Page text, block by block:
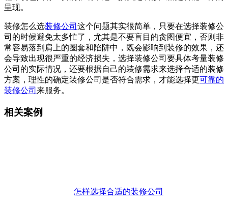
呈现。
装修怎么选装修公司 这个问题其实很简单，只要在选择装修公
司的时候避免太多忙了，尤其是不要盲目的贪图便宜，否则非
常容易落到肩上的圈套和陷阱中，既会影响到装修的效果，还
会导致出现很严重的经济损失，选择装修公司要具体考量装修
公司的实际情况，还要根据自己的装修需求来选择合适的装修
方案，理性的确定装修公司是否符合需求，才能选择更可靠的
装修公司 来服务。
相关案例
怎样选择合适的装修公司